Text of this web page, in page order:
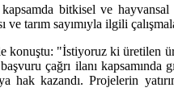
bitkisel ve
ve tarım sayımıyla ilgili
konuştu: "İstiyoruz ki
çağrı ilanı kapsamında
kazandı. Projelerin